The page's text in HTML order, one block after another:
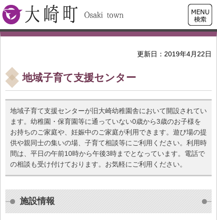
大崎町
検索・
共通メ
ニュー
更新日：2019年4月22日
地域子育て支援センター
地域子育て支援センターが旧大崎幼稚園舎において開設されてい
ます。幼稚園・保育園等に通っていない0歳から3歳のお子様を
お持ちのご家庭や、妊娠中のご家庭が利用できます。遊び場の提
供や親同士の集いの場、子育て相談等にご利用ください。利用時
間は、平日の午前10時から午後3時までとなっています。電話で
の相談も受け付けております。お気軽にご利用ください。
施設情報